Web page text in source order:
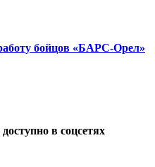
бойцов «БАРС-Орел»
в соцсетях